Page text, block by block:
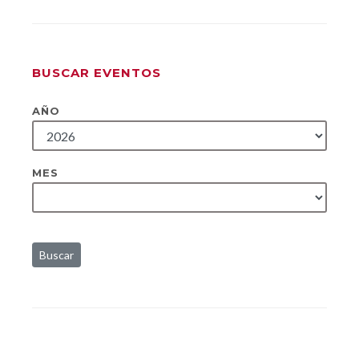
BUSCAR EVENTOS
AÑO
MES
Buscar